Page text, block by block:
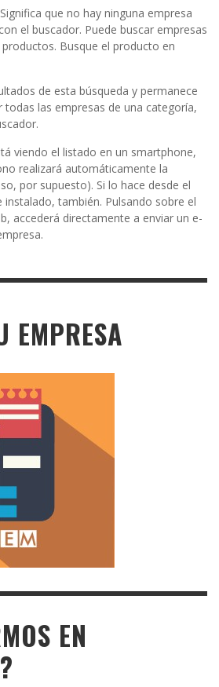
Significa que no hay ninguna empresa
el buscador. Puede buscar empresas
Busque el producto en
de esta búsqueda y permanece
todas las empresas de una categoría,
viendo el listado en un smartphone,
realizará automáticamente la
por supuesto). Si lo hace desde el
instalado, también. Pulsando sobre el
accederá directamente a enviar un e-
EMPRESA
EN